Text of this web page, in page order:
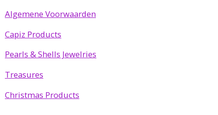
Algemene Voorwaarden
Capiz Products
Pearls & Shells Jewelries
Treasures
Christmas Products